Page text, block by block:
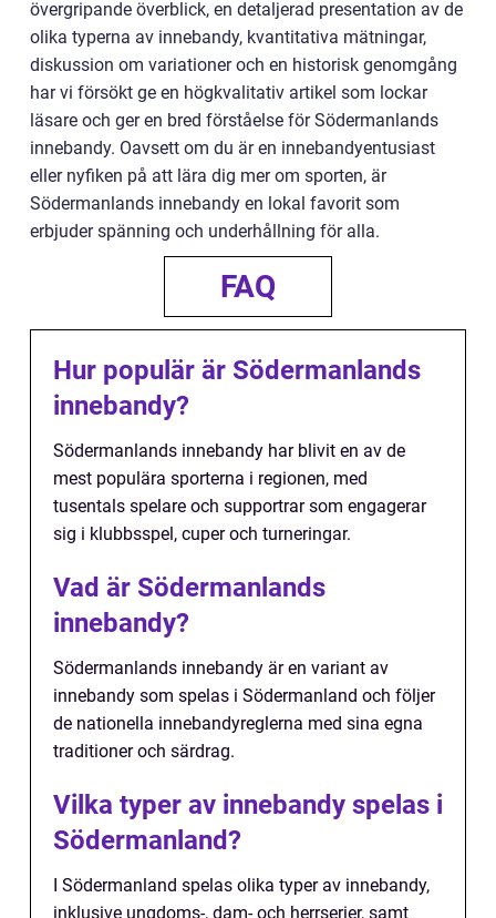
övergripande överblick, en detaljerad presentation av de
olika typerna av innebandy, kvantitativa mätningar,
diskussion om variationer och en historisk genomgång
har vi försökt ge en högkvalitativ artikel som lockar
läsare och ger en bred förståelse för Södermanlands
innebandy. Oavsett om du är en innebandyentusiast
eller nyfiken på att lära dig mer om sporten, är
Södermanlands innebandy en lokal favorit som
erbjuder spänning och underhållning för alla.
FAQ
Hur populär är Södermanlands
innebandy?
Södermanlands innebandy har blivit en av de
mest populära sporterna i regionen, med
tusentals spelare och supportrar som engagerar
sig i klubbsspel, cuper och turneringar.
Vad är Södermanlands
innebandy?
Södermanlands innebandy är en variant av
innebandy som spelas i Södermanland och följer
de nationella innebandyreglerna med sina egna
traditioner och särdrag.
Vilka typer av innebandy spelas i
Södermanland?
I Södermanland spelas olika typer av innebandy,
inklusive ungdoms-, dam- och herrserier, samt